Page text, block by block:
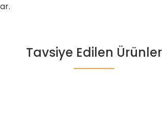
Bu ürüne ilk yorumu siz yapın!
gördüğünüz noktaları öneri formunu
Tavsiye Edilen Ürünler